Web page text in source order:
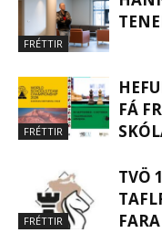
FRÉTTIR
FRÉTTIR
FÁ
FRÉTTIR
TVÖ